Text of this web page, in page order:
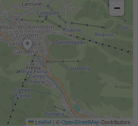
−
Leaflet | ©OpenStreetMapContributors